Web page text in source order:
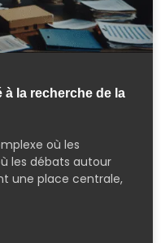
la recherche de la
où les
les débats autour
une place centrale,